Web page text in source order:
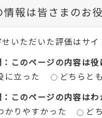
情報は皆さまのお
いただいた評価はサイ
このページの内容は役
に立った
どちらと
このページの内容は
かりやすかった
ど